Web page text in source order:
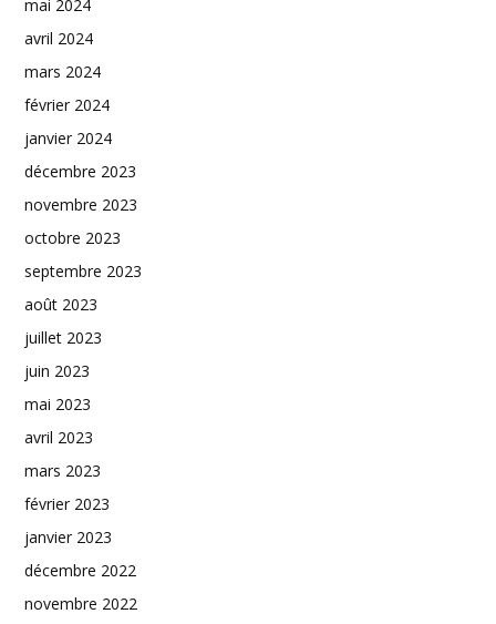
mai 2024
avril 2024
mars 2024
février 2024
janvier 2024
décembre 2023
novembre 2023
octobre 2023
septembre 2023
août 2023
juillet 2023
juin 2023
mai 2023
avril 2023
mars 2023
février 2023
janvier 2023
décembre 2022
novembre 2022